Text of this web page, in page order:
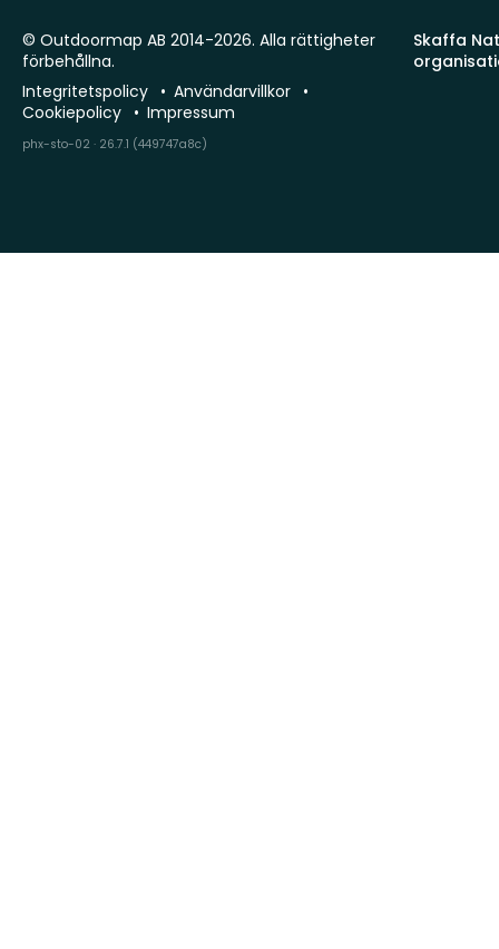
Skaffa
© Outdoormap AB 2014-2026. Alla rättigheter
förbehållna.
Integritetspolicy
Användarvillkor
Cookiepolicy
Impressum
phx-sto-02 · 26.7.1 (449747a8c)